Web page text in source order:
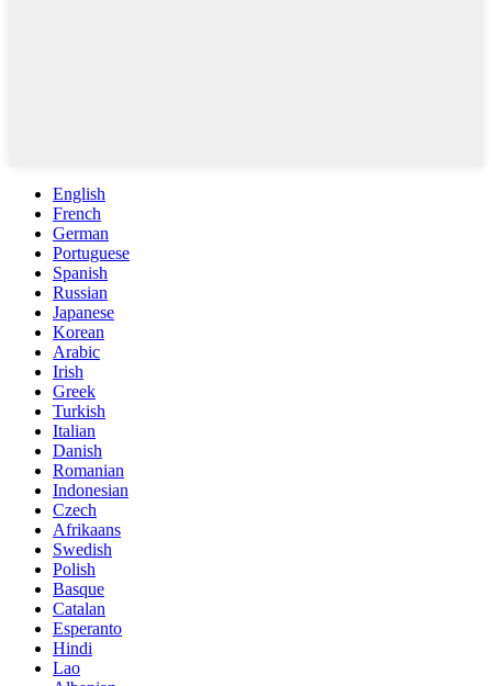
English
French
German
Portuguese
Spanish
Russian
Japanese
Korean
Arabic
Irish
Greek
Turkish
Italian
Danish
Romanian
Indonesian
Czech
Afrikaans
Swedish
Polish
Basque
Catalan
Esperanto
Hindi
Lao